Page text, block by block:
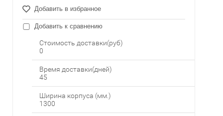
Добавить в избранное
Добавить к сравнению
Стоимость доставки(руб)
0
Время доставки(дней)
45
Ширина корпуса (мм.)
1300